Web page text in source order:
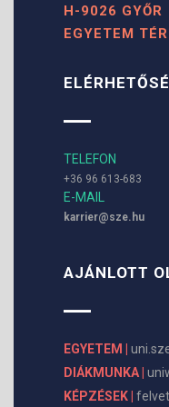
H-9026 GYŐR
EGYETEM
TELEFON
+36 96 613-683
E-MAIL
karrier@sze.hu
AJÁNLOTT
EGYETEM |
DIÁKMUNKA |
KÉPZÉSEK |